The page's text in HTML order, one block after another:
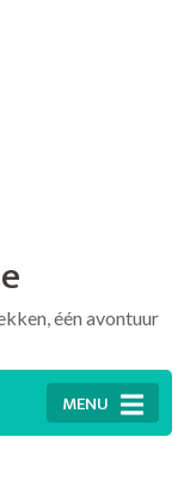
één avontuur
MENU